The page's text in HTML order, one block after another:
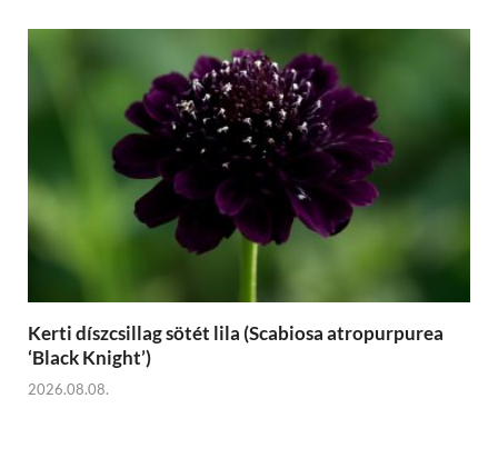
Kerti díszcsillag sötét lila (Scabiosa atropurpurea
‘Black Knight’)
2026.08.08.